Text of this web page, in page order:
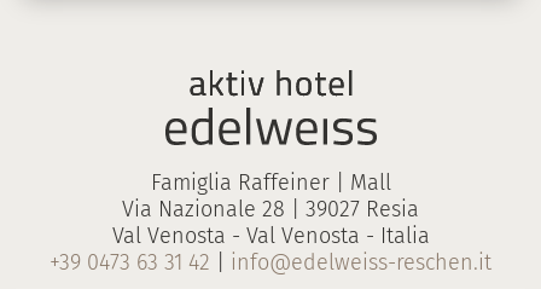
Famiglia Raffeiner | Mall
Via Nazionale 28 | 39027 Resia
Val Venosta - Val Venosta - Italia
+39 0473 63 31 42
info@edelweiss-reschen.it